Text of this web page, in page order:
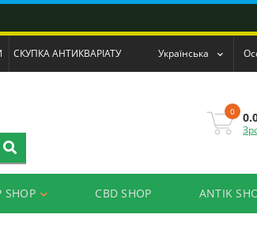
СКУПКА АНТИКВАРІАТУ Українська
0
SHOP CBD SHOP ANTIK